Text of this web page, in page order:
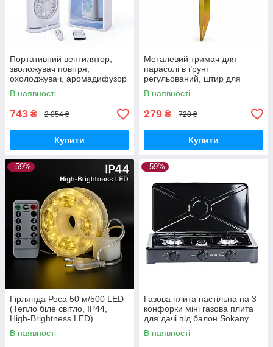
Портативний вентилятор,
зволожувач повітря,
охолоджувач, аромадифузор
FH-666
В наявності
743 ₴ 2 054 ₴
Купити
Металевий тримач для
парасолі в ґрунт
регульований, штир для
садової парасолі з
фіксатором
В наявності
279 ₴ 720 ₴
Купити
–59%
Гірлянда Роса 50 м/500 LED
(Тепло біле світло, IP44,
High-Brightness LED)
В наявності
–59%
Газова плита настільна на 3
конфорки міні газова плита
для дачі під балон Sokany
В наявності